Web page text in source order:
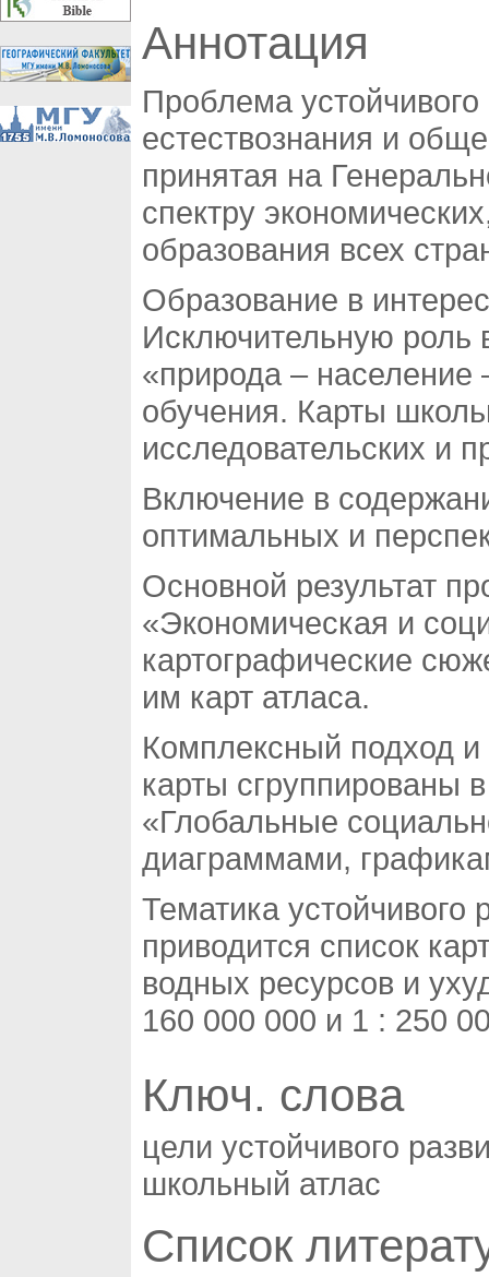
Аннотация
Проблема
естествознания и
принятая на
спектру
образования всех
Образование в
Исключительную роль
«природа – население
обучения. Карты
исследовательских и
Включение в
оптимальных и
Основной результат
«Экономическая и
картографические
им карт атласа.
Комплексный подход
карты сгруппированы
«Глобальные
диаграммами,
Тематика устойчивого
приводится список
водных ресурсов и
160 000 000 и 1 : 250
Ключ. слова
цели устойчивого
школьный атлас
Список